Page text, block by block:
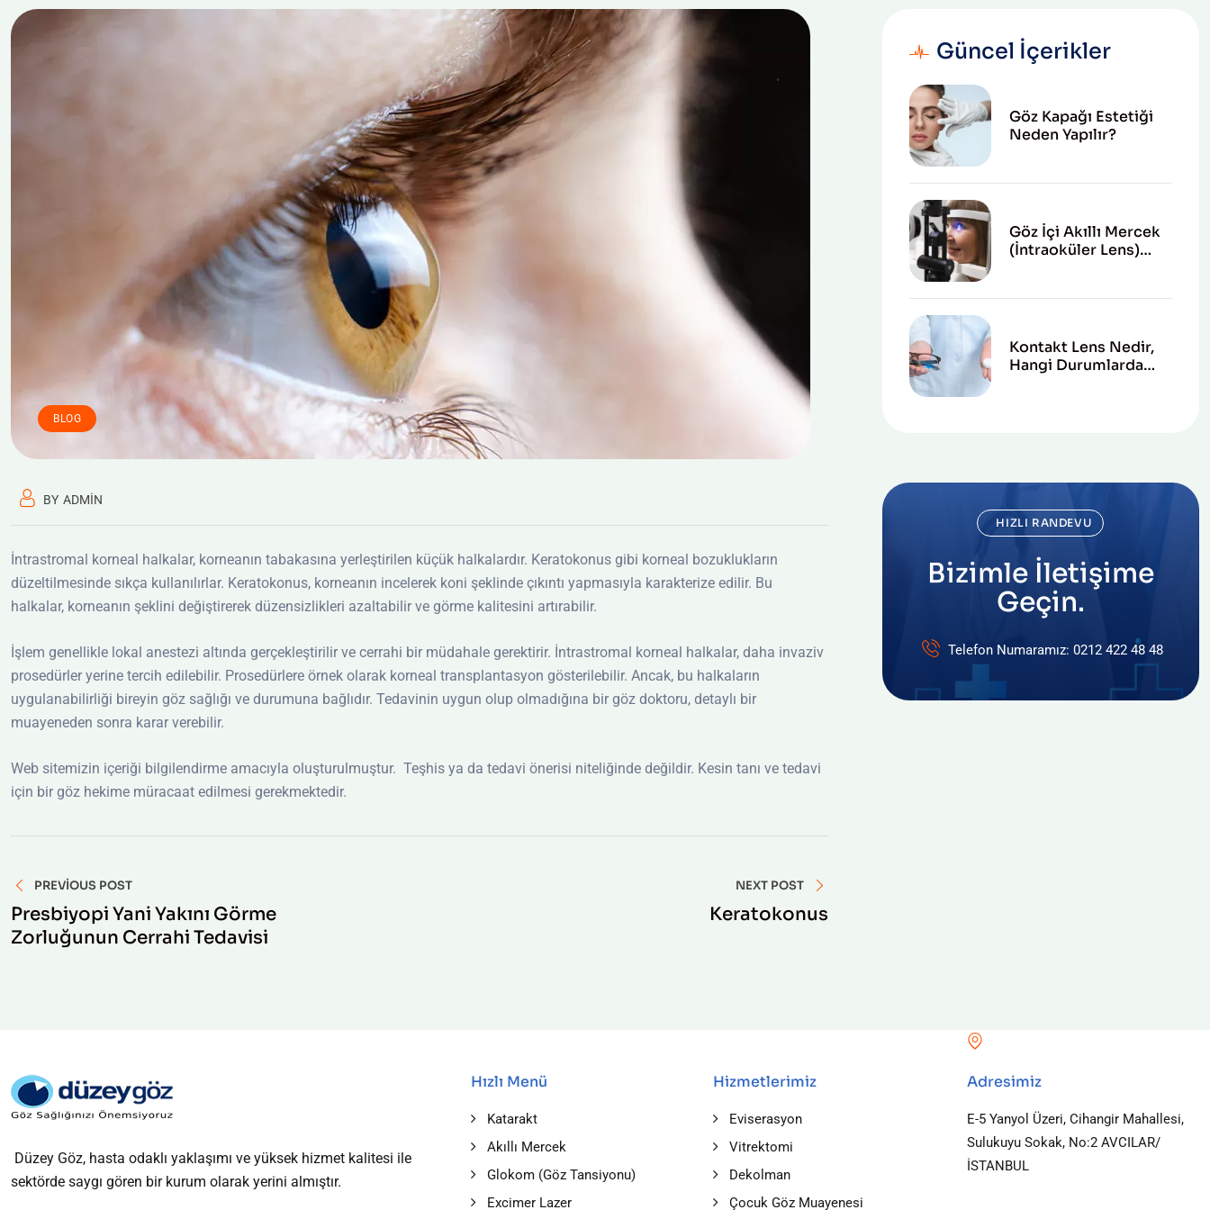
BLOG
BY ADMIN
İntrastromal korneal halkalar, korneanın tabakasına yerleştirilen küçük halkalardır. Keratokonus gibi korneal bozuklukların
düzeltilmesinde sıkça kullanılırlar. Keratokonus, korneanın incelerek koni şeklinde çıkıntı yapmasıyla karakterize edilir. Bu
halkalar, korneanın şeklini değiştirerek düzensizlikleri azaltabilir ve görme kalitesini artırabilir.
İşlem genellikle lokal anestezi altında gerçekleştirilir ve cerrahi bir müdahale gerektirir. İntrastromal korneal halkalar, daha invaziv
prosedürler yerine tercih edilebilir. Prosedürlere örnek olarak korneal transplantasyon gösterilebilir. Ancak, bu halkaların
uygulanabilirliği bireyin göz sağlığı ve durumuna bağlıdır. Tedavinin uygun olup olmadığına bir göz doktoru, detaylı bir
muayeneden sonra karar verebilir.
Web sitemizin içeriği bilgilendirme amacıyla oluşturulmuştur. Teşhis ya da tedavi önerisi niteliğinde değildir. Kesin tanı ve tedavi
için bir göz hekime müracaat edilmesi gerekmektedir.
gezinmesi
PREVIOUS POST
Presbiyopi Yani Yakını Görme
Zorluğunun Cerrahi Tedavisi
NEXT POST
Keratokonus
Güncel İçerikler
Göz Kapağı Estetiği
Neden Yapılır?
Göz İçi Akıllı Mercek
(İntraoküler Lens)
Kontakt Lens Nedir,
Hangi Durumlarda
HIZLI RANDEVU
Bizimle İletişime
Geçin.
Telefon Numaramız: 0212 422 48 48
Düzey Göz, hasta odaklı yaklaşımı ve yüksek hizmet kalitesi ile
sektörde saygı gören bir kurum olarak yerini almıştır.
Hızlı Menü
Katarakt
Akıllı Mercek
Glokom (Göz Tansiyonu)
Excimer Lazer
Hizmetlerimiz
Eviserasyon
Vitrektomi
Dekolman
Çocuk Göz Muayenesi
Adresimiz
E-5 Yanyol Üzeri, Cihangir Mahallesi,
Sulukuyu Sokak, No:2 AVCILAR/
İSTANBUL